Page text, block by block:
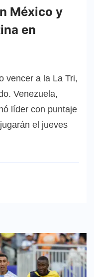
México y
en
vencer a la La Tri,
Venezuela,
líder con puntaje
el jueves